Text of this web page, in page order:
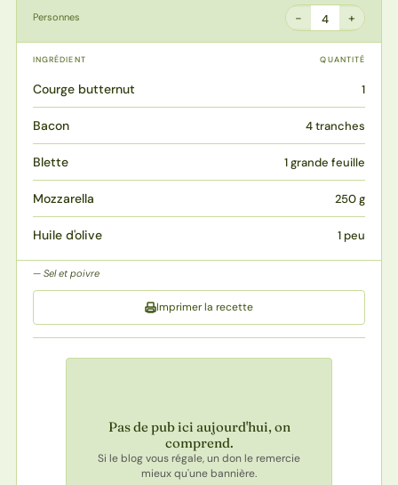
Personnes − 4 +
INGRÉDIENT QUANTITÉ
Courge butternut 1
Bacon 4 tranches
Blette 1 grande feuille
Mozzarella 250 g
Huile d'olive 1 peu
Sel et poivre
Imprimer la recette
Pas de pub ici aujourd'hui, on
comprend.
Si le blog vous régale, un don le remercie
mieux qu'une bannière.